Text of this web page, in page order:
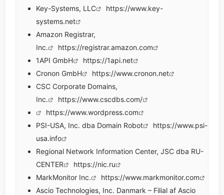
Key-Systems, LLC
https://www.key-
systems.net
Amazon Registrar,
Inc.
https://registrar.amazon.com
1API GmbH
https://1api.net
Cronon GmbH
https://www.cronon.net
CSC Corporate Domains,
Inc.
https://www.cscdbs.com/
https://www.wordpress.com
PSI-USA, Inc. dba Domain Robot
https://www.psi-
usa.info
Regional Network Information Center, JSC dba RU-
CENTER
https://nic.ru
MarkMonitor Inc.
https://www.markmonitor.com
Ascio Technologies, Inc. Danmark – Filial af Ascio